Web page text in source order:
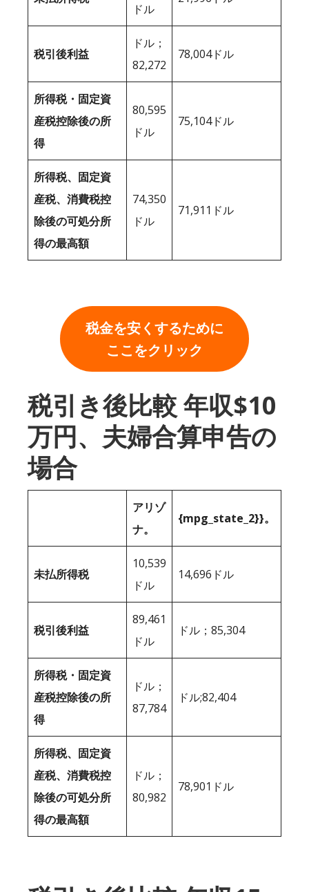
ドル
税引後利益
ドル；
82,272
78,004ドル
所得税・固定資
産税控除後の所
得
80,595
ドル
75,104ドル
所得税、固定資
産税、消費税控
除後の可処分所
得の最高額
74,350
ドル
71,911ドル
税金を安くするために
ここをクリック
税引き後比較 年収$10
万円、夫婦合算申告の
場合
アリゾ
ナ。
{mpg_state_2}}。
未払所得税
10,539
ドル
14,696ドル
税引後利益
89,461
ドル
ドル；85,304
所得税・固定資
産税控除後の所
得
ドル；
87,784
ドル;82,404
所得税、固定資
産税、消費税控
除後の可処分所
得の最高額
ドル；
80,982
78,901ドル